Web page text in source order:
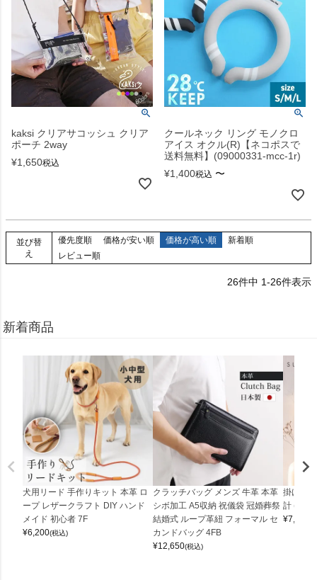
kaksi クリアサコッシュ クリア
ポーチ 2way
¥1,650税込
クールネック リング モノクロ
アイス オクル(R)【ネコポスで
送料無料】(09000331-mcc-1r)
¥1,400税込 〜
並び替
え
優先度順 価格が安い順 価格が高い順
新着順
レビュー順
26件中 1-26件表示
新着商品
犬用リード 手作りキット 本革 ロ
ープ レザークラフト DIY ハンド
メイド 初心者 7F
¥6,200(税込)
クラッチバッグ メンズ 牛革 本革
シボ加工 A5収納 祝儀袋 冠婚葬祭
結婚式 ループ革紐 フォーマル セ
カンドバッグ 4FB
¥12,650(税込)
掛け時
計
¥7,150